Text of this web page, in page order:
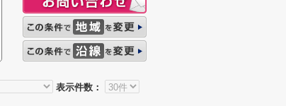
表示件数：